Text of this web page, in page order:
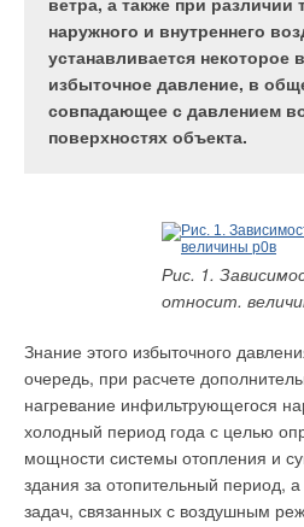
наружного и внутреннего
устанавливается некоторое
избыточное давление, в
совпадающее с давлением
поверхностях объекта.
Рис. 1.
относит.
Знание этого избыточного
очередь, при расчете
нагревание инфильтрующегося
холодный период года с целью
мощности системы отопления и
здания за отопительный период,
задач, связанных с воздушным
Предприятия-
учета самых разных типов по
по метрологическим
надежности,
стоимости.
Однако, какими бы ни были эти
обязательной является
производства и периодическая
распространения
контроля и надзора. Основной
в коммерческих расчетах в
хозяйстве — водосчетчики и
теплосчетчиков.
Метрологическая база для их
Тенденция роста
позволяющих снизить
решений, направленных на
параметров микроклимата
соответствии с требуемым
реализации и затратами при
Рис. 1.
температуры
внутреннего
кратности
воздухообмена